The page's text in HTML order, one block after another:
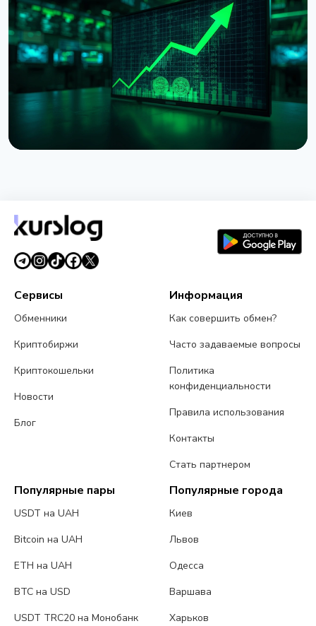
Bitcoin застрял на $64 000 несмотря на рекорды
фондового рынка
5 августа 2026 г.4 мин чтения
2 августа 2026 г.5 мин чтения
Сервисы
Обменники
Криптобиржи
Криптокошельки
Новости
Блог
Информация
Как совершить обмен?
Часто задаваемые вопросы
Политика
конфиденциальности
Правила использования
Контакты
Стать партнером
Популярные пары
USDT на UAH
Bitcoin на UAH
ETH на UAH
BTC на USD
USDT TRC20 на Монобанк
Популярные города
Киев
Львов
Одесса
Варшава
Харьков